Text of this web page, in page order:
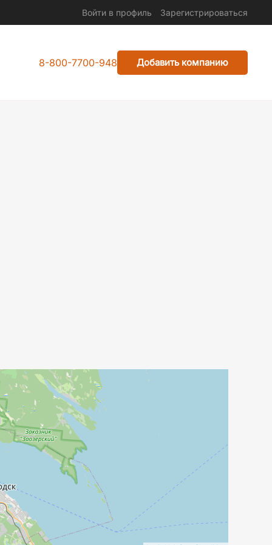
Войти в профиль Зарегистрироваться
8-800-7700-948 Добавить компанию